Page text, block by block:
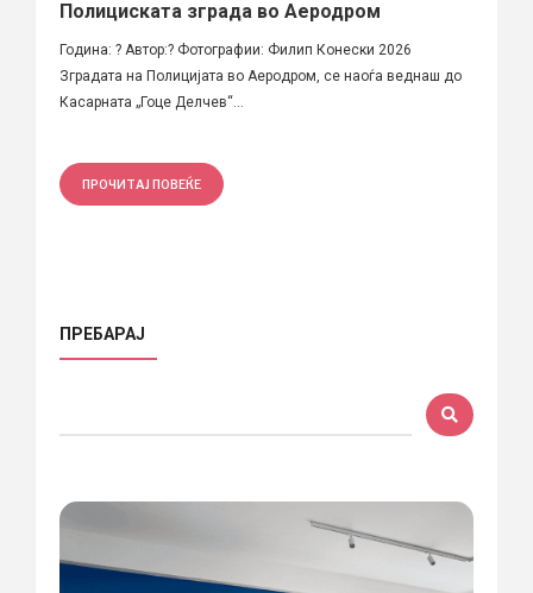
Полициската зграда во Аеродром
Година: ? Автор:? Фотографии: Филип Конески 2026
Зградата на Полицијата во Аеродром, се наоѓа веднаш до
Касарната „Гоце Делчев“...
ПРОЧИТАЈ ПОВЕЌЕ
ПРЕБАРАЈ